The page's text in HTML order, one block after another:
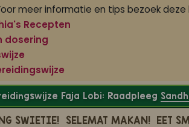
meer informatie en tips bezoek deze
Recepten
dosering
Faja Lobi: Raadpleeg
SWIETIE! SELEMAT MAKAN! EET